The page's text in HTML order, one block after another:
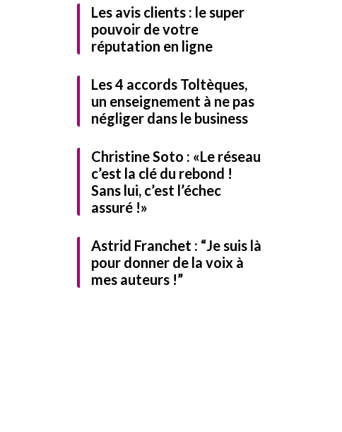
Les avis clients : le super
pouvoir de votre
réputation en ligne
Les 4 accords Toltèques,
un enseignement à ne pas
négliger dans le business
Christine Soto : «Le réseau
c’est la clé du rebond !
Sans lui, c’est l’échec
assuré !»
Astrid Franchet : “Je suis là
pour donner de la voix à
mes auteurs !”